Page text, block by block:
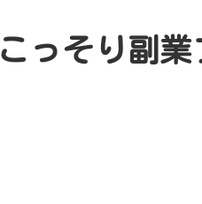
こっそり副業